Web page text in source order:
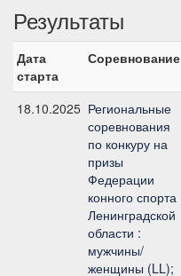
Результаты
Дата
старта
Соревнование
18.10.2025 Региональные
соревнования
по конкуру на
призы
Федерации
конного спорта
Ленинградской
области :
мужчины/
женщины (LL);